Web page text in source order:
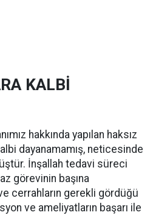
KALBİ
hakkında yapılan haksız
dayanamamış, neticesinde
İnşallah tedavi süreci
görevinin başına
cerrahların gerekli gördüğü
ve ameliyatların başarı ile